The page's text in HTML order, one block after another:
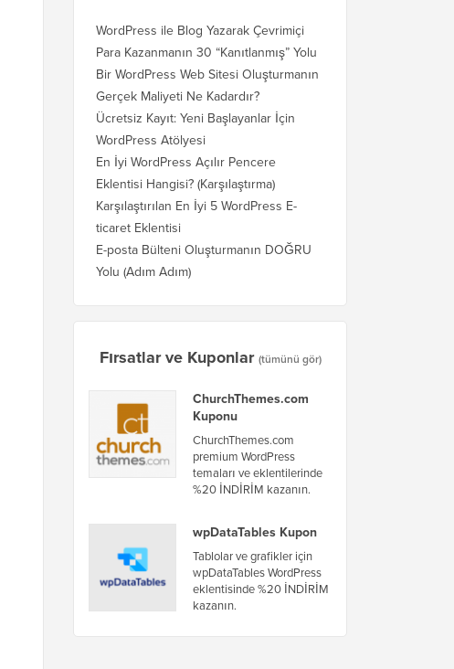
WordPress ile Blog Yazarak Çevrimiçi
Para Kazanmanın 30 “Kanıtlanmış” Yolu
Bir WordPress Web Sitesi Oluşturmanın
Gerçek Maliyeti Ne Kadardır?
Ücretsiz Kayıt: Yeni Başlayanlar İçin
WordPress Atölyesi
En İyi WordPress Açılır Pencere
Eklentisi Hangisi? (Karşılaştırma)
Karşılaştırılan En İyi 5 WordPress E-
ticaret Eklentisi
E-posta Bülteni Oluşturmanın DOĞRU
Yolu (Adım Adım)
Fırsatlar ve Kuponlar (tümünü gör)
ChurchThemes.com
Kuponu
ChurchThemes.com
premium WordPress
temaları ve eklentilerinde
%20 İNDİRİM kazanın.
wpDataTables Kupon
Tablolar ve grafikler için
wpDataTables WordPress
eklentisinde %20 İNDİRİM
kazanın.